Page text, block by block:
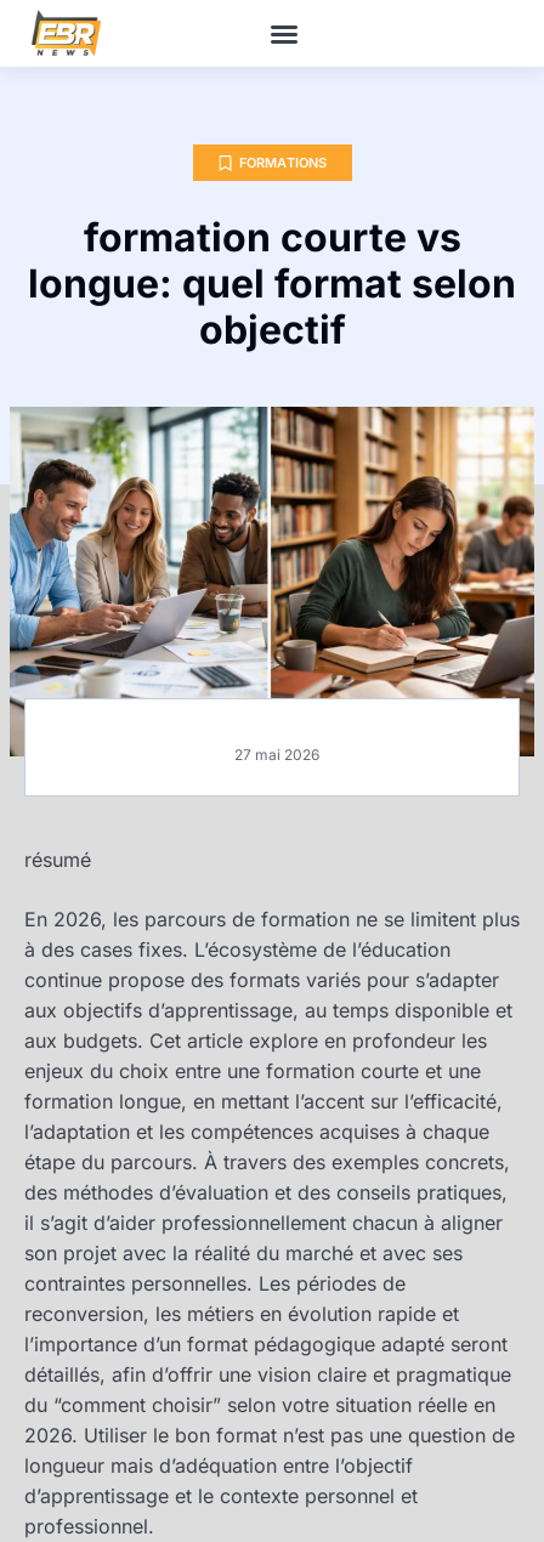
FORMATIONS
formation courte vs
longue: quel format selon
objectif
27 mai 2026
résumé
En 2026, les parcours de formation ne se limitent plus
à des cases fixes. L’écosystème de l’éducation
continue propose des formats variés pour s’adapter
aux objectifs d’apprentissage, au temps disponible et
aux budgets. Cet article explore en profondeur les
enjeux du choix entre une formation courte et une
formation longue, en mettant l’accent sur l’efficacité,
l’adaptation et les compétences acquises à chaque
étape du parcours. À travers des exemples concrets,
des méthodes d’évaluation et des conseils pratiques,
il s’agit d’aider professionnellement chacun à aligner
son projet avec la réalité du marché et avec ses
contraintes personnelles. Les périodes de
reconversion, les métiers en évolution rapide et
l’importance d’un format pédagogique adapté seront
détaillés, afin d’offrir une vision claire et pragmatique
du “comment choisir” selon votre situation réelle en
2026. Utiliser le bon format n’est pas une question de
longueur mais d’adéquation entre l’objectif
d’apprentissage et le contexte personnel et
professionnel.